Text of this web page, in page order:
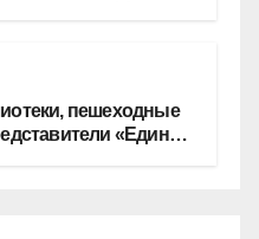
пешеходные
«Единой